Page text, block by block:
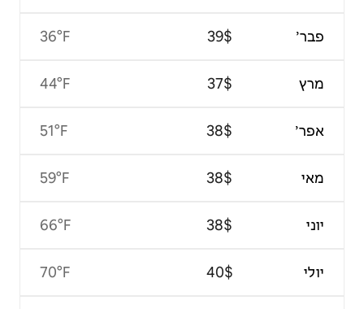
36°F
44°F
51°F
59°F
66°F
70°F